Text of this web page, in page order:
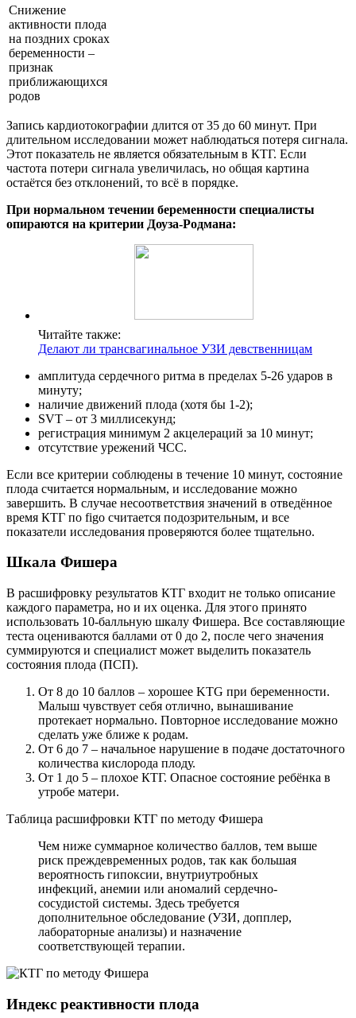
Снижение
активности плода
на поздних сроках
беременности –
признак
приближающихся
родов
Запись кардиотокографии длится от 35 до 60 минут. При
длительном исследовании может наблюдаться потеря сигнала.
Этот показатель не является обязательным в КТГ. Если
частота потери сигнала увеличилась, но общая картина
остаётся без отклонений, то всё в порядке.
При нормальном течении беременности специалисты
опираются на критерии Доуза-Родмана:
Читайте также:
Делают ли трансвагинальное УЗИ девственницам
амплитуда сердечного ритма в пределах 5-26 ударов в
минуту;
наличие движений плода (хотя бы 1-2);
SVT – от 3 миллисекунд;
регистрация минимум 2 акцелераций за 10 минут;
отсутствие урежений ЧСС.
Если все критерии соблюдены в течение 10 минут, состояние
плода считается нормальным, и исследование можно
завершить. В случае несоответствия значений в отведённое
время КТГ по figo считается подозрительным, и все
показатели исследования проверяются более тщательно.
Шкала Фишера
В расшифровку результатов КТГ входит не только описание
каждого параметра, но и их оценка. Для этого принято
использовать 10-балльную шкалу Фишера. Все составляющие
теста оцениваются баллами от 0 до 2, после чего значения
суммируются и специалист может выделить показатель
состояния плода (ПСП).
От 8 до 10 баллов – хорошее KTG при беременности.
Малыш чувствует себя отлично, вынашивание
протекает нормально. Повторное исследование можно
сделать уже ближе к родам.
От 6 до 7 – начальное нарушение в подаче достаточного
количества кислорода плоду.
От 1 до 5 – плохое КТГ. Опасное состояние ребёнка в
утробе матери.
Таблица расшифровки КТГ по методу Фишера
Чем ниже суммарное количество баллов, тем выше
риск преждевременных родов, так как большая
вероятность гипоксии, внутриутробных
инфекций, анемии или аномалий сердечно-
сосудистой системы. Здесь требуется
дополнительное обследование (УЗИ, допплер,
лабораторные анализы) и назначение
соответствующей терапии.
Индекс реактивности плода